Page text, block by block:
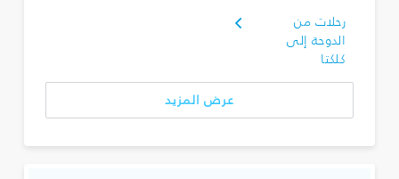
رحلات من
الدوحة إلى
كلكتا
عرض المزيد